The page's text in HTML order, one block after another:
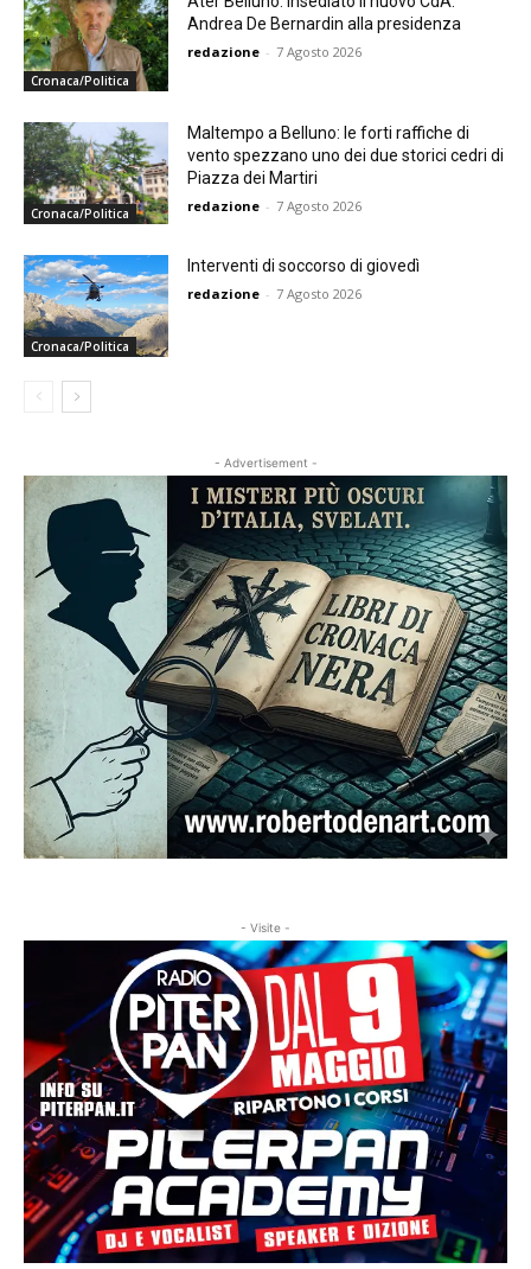
Cronaca/Politica
Andrea De Bernardin alla presidenza
redazione - 7 Agosto 2026
Cronaca/Politica
Maltempo a Belluno: le forti raffiche di
vento spezzano uno dei due storici cedri di
Piazza dei Martiri
redazione - 7 Agosto 2026
Cronaca/Politica
Interventi di soccorso di giovedì
redazione - 7 Agosto 2026
- Advertisement -
- Visite -